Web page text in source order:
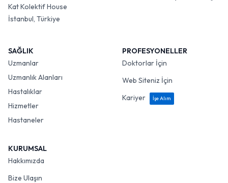
Kat Kolektif House
İstanbul, Türkiye
SAĞLIK
Uzmanlar
Uzmanlık Alanları
Hastalıklar
Hizmetler
Hastaneler
PROFESYONELLER
Doktorlar İçin
Web Siteniz İçin
Kariyer
İşe Alım
KURUMSAL
Hakkımızda
Bize Ulaşın